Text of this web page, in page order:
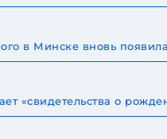
в Минске вновь
«свидетельства о